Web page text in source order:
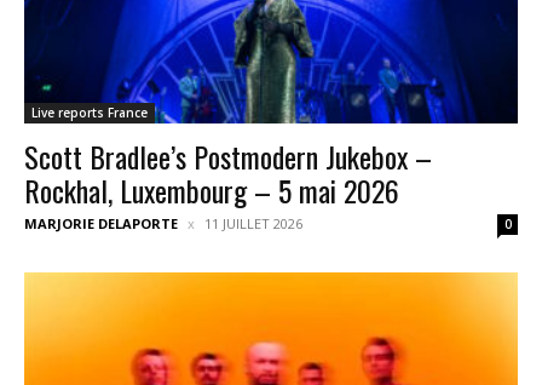
Live reports France
Scott Bradlee’s Postmodern Jukebox –
Rockhal, Luxembourg – 5 mai 2026
MARJORIE DELAPORTE 11 JUILLET 2026 0